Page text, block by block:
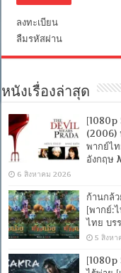
ลงทะเบียน
ลืมรหัสผ่าน
หนังเรื่องล่าสุด
(2006)
พากย์ไ
อังกฤษ
6 สิงหาคม 2026
ก้านกล้
[พากย์:
ไทย บร
5 สิงหา
[1080p